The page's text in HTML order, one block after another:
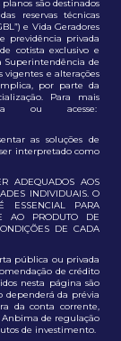
são destinados
reservas técnicas
e Vida Geradores
previdência privada
cotista exclusivo e
Superintendência de
vigentes e alterações
por parte da
Para mais
ou acesse:
as soluções de
interpretado como
ADEQUADOS AOS
INDIVIDUAIS. O
ESSENCIAL PARA
AO PRODUTO DE
DE CADA
pública ou privada
de crédito
nesta página são
dependerá da prévia
da conta corrente,
de regulação
de investimento.